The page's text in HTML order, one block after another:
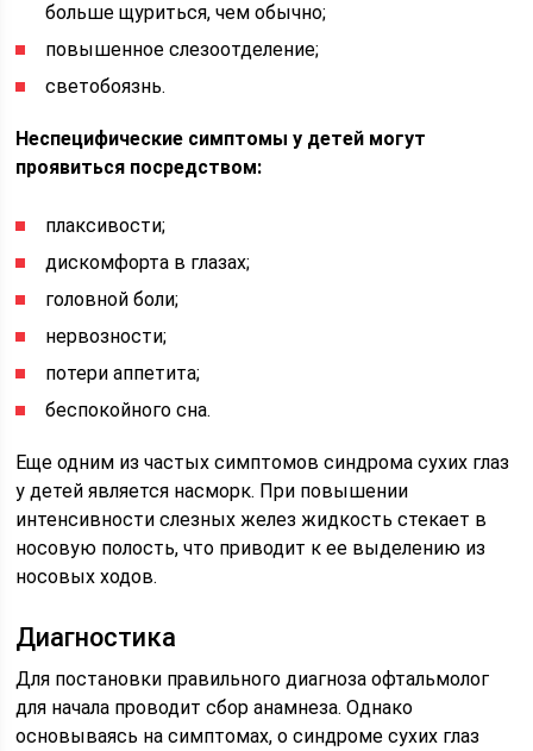
больше щуриться, чем обычно;
повышенное слезоотделение;
светобоязнь.
Неспецифические симптомы у детей могут
проявиться посредством:
плаксивости;
дискомфорта в глазах;
головной боли;
нервозности;
потери аппетита;
беспокойного сна.
Еще одним из частых симптомов синдрома сухих глаз
у детей является насморк. При повышении
интенсивности слезных желез жидкость стекает в
носовую полость, что приводит к ее выделению из
носовых ходов.
Диагностика
Для постановки правильного диагноза офтальмолог
для начала проводит сбор анамнеза. Однако
основываясь на симптомах, о синдроме сухих глаз